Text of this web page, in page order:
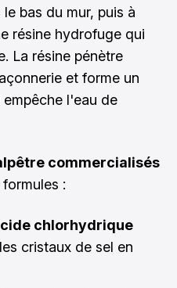
bas du mur, puis à
résine hydrofuge qui
La résine pénètre
et forme un
l'eau de
commercialisés
:
chlorhydrique
cristaux de sel en